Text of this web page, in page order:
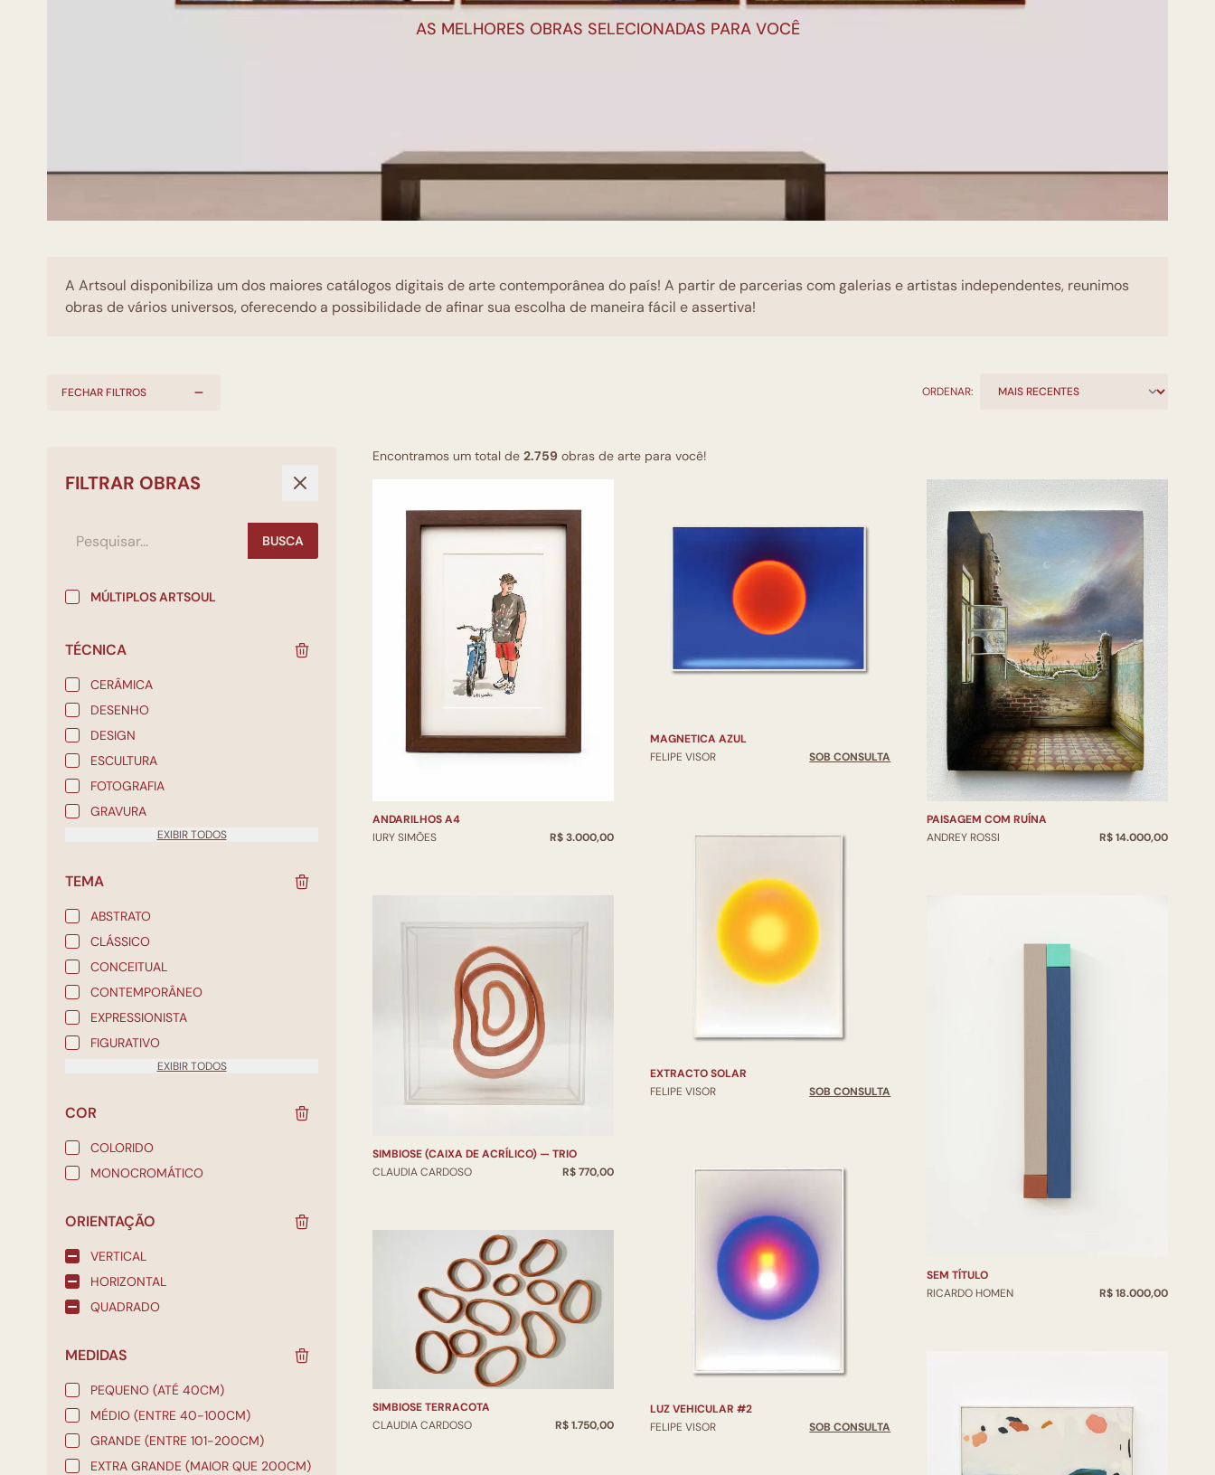
AS MELHORES OBRAS SELECIONADAS PARA VOCÊ
A Artsoul disponibiliza um dos maiores catálogos digitais de arte contemporânea do país! A partir de parcerias com galerias e artistas independentes, reunimos
obras de vários universos, oferecendo a possibilidade de afinar sua escolha de maneira fácil e assertiva!
ORDENAR:
FECHAR FILTROS
FILTRAR OBRAS
BUSCA
MÚLTIPLOS ARTSOUL
TÉCNICA
CERÂMICA
DESENHO
DESIGN
ESCULTURA
FOTOGRAFIA
GRAVURA
EXIBIR TODOS
TEMA
ABSTRATO
CLÁSSICO
CONCEITUAL
CONTEMPORÂNEO
EXPRESSIONISTA
FIGURATIVO
EXIBIR TODOS
COR
COLORIDO
MONOCROMÁTICO
ORIENTAÇÃO
VERTICAL
HORIZONTAL
QUADRADO
MEDIDAS
PEQUENO (ATÉ 40CM)
MÉDIO (ENTRE 40-100CM)
GRANDE (ENTRE 101-200CM)
EXTRA GRANDE (MAIOR QUE 200CM)
Encontramos um total de 2.759 obras de arte para você!
ANDARILHOS A4
IURY SIMÕES
R$ 3.000,00
SIMBIOSE (CAIXA DE ACRÍLICO) — TRIO
CLAUDIA CARDOSO
R$ 770,00
SIMBIOSE TERRACOTA
CLAUDIA CARDOSO
R$ 1.750,00
MAGNETICA AZUL
FELIPE VISOR
SOB CONSULTA
EXTRACTO SOLAR
FELIPE VISOR
SOB CONSULTA
LUZ VEHICULAR #2
FELIPE VISOR
SOB CONSULTA
PAISAGEM COM RUÍNA
ANDREY ROSSI
R$ 14.000,00
SEM TÍTULO
RICARDO HOMEN
R$ 18.000,00